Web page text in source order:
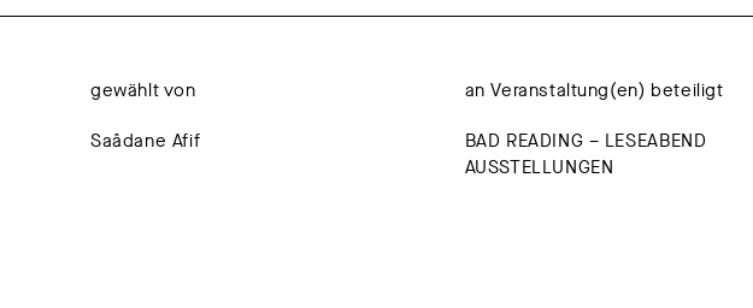
gewählt von
Saâdane Afif
an Veranstaltung(en) beteiligt
BAD READING – LESEABEND
AUSSTELLUNGEN